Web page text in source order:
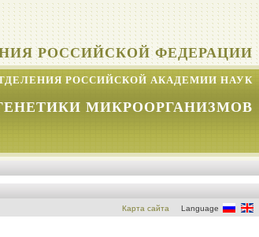
РОССИЙСКОЙ ФЕДЕРАЦИИ
РОССИЙСКОЙ АКАДЕМИИ НАУК
МИКРООРГАНИЗМОВ
Карта сайта Language